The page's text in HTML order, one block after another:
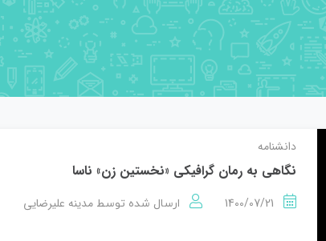
دانشنامه
نگاهی به رمان گرافیکی «نخستین زن» ناسا
1400/07/21 ارسال شده توسط مدینه علیرضایی